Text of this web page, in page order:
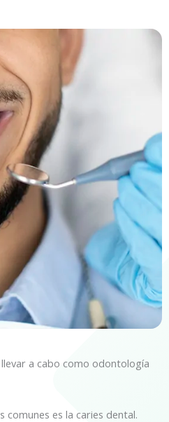
a cabo como odontología
comunes es la caries dental.